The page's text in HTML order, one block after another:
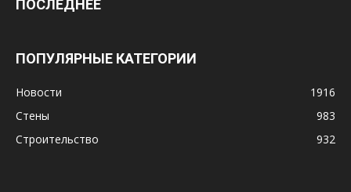
ПОСЛЕДНЕЕ
ПОПУЛЯРНЫЕ КАТЕГОРИИ
Новости
1916
Стены
983
Строительство
932